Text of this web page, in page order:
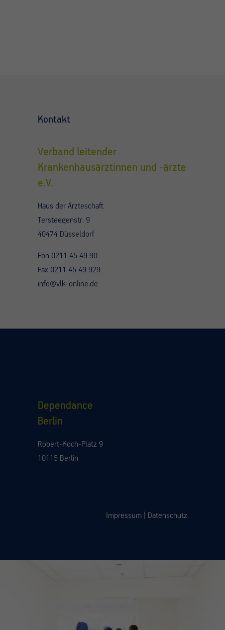
Kontakt
Verband leitender
Krankenhausärztinnen und -ärzte
e.V.
Haus der Ärzteschaft
Tersteegenstr. 9
40474 Düsseldorf
Fon 0211 45 49 90
Fax 0211 45 49 929
info@vlk-online.de
Dependance
Berlin
Robert-Koch-Platz 9
10115 Berlin
Impressum Datenschutz